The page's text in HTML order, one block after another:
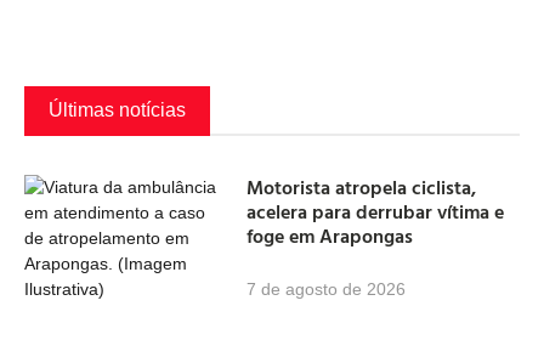
Últimas notícias
Motorista atropela ciclista,
acelera para derrubar vítima e
foge em Arapongas
7 de agosto de 2026